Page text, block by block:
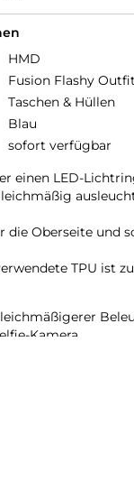
HMD
Fusion Flashy Outfit
Taschen & Hüllen
Blau
sofort verfügbar
einen LED-
die Oberseite und
TPU ist
Kamera.